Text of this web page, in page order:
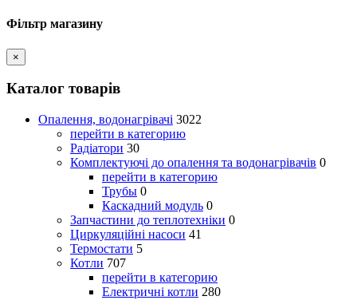
Фільтр магазину
×
Каталог товарів
Опалення, водонагрівачі 3022
перейти в категорию
Радіатори 30
Комплектуючі до опалення та водонагрівачів 0
перейти в категорию
Трубы 0
Каскадний модуль 0
Запчастини до теплотехніки 0
Циркуляційні насоси 41
Термостати 5
Котли 707
перейти в категорию
Електричні котли 280